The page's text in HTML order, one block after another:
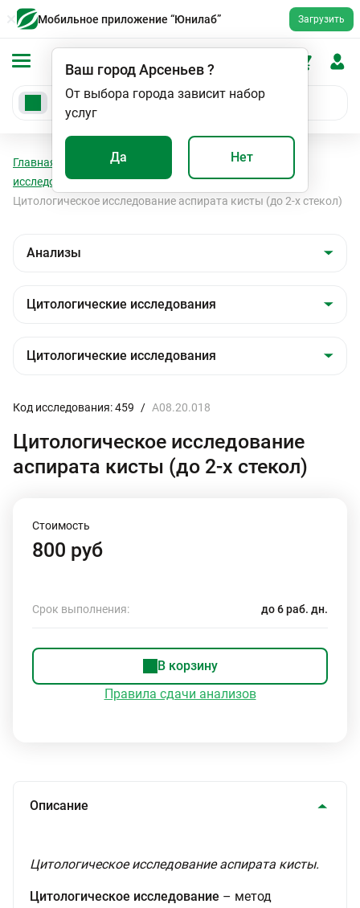
Мобильное приложение “Юнилаб” Загрузить
Ваш городАрсеньев?
От выбора города зависит набор
услуг
Да Нет
Главная Анализы
Цитологические
исследования
Цитологические исследования
Цитологическое исследование аспирата кисты (до 2-х стекол)
Код исследования: 459 / A08.20.018
Цитологическое исследование
аспирата кисты (до 2-х стекол)
Стоимость
800 руб
Срок выполнения: до 6 раб. дн.
В корзину
Правила сдачи анализов
Описание
Цитологическое исследование аспирата кисты.
Цитологическое исследование – метод